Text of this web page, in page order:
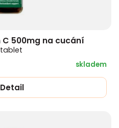
500mg na cucání
tablet
skladem
Detail